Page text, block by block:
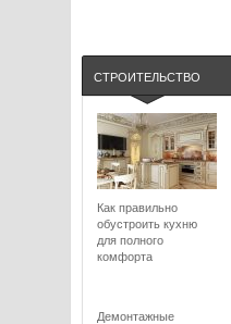
СТРОИТЕЛЬСТВО
Как правильно
обустроить кухню
для полного
комфорта
Демонтажные